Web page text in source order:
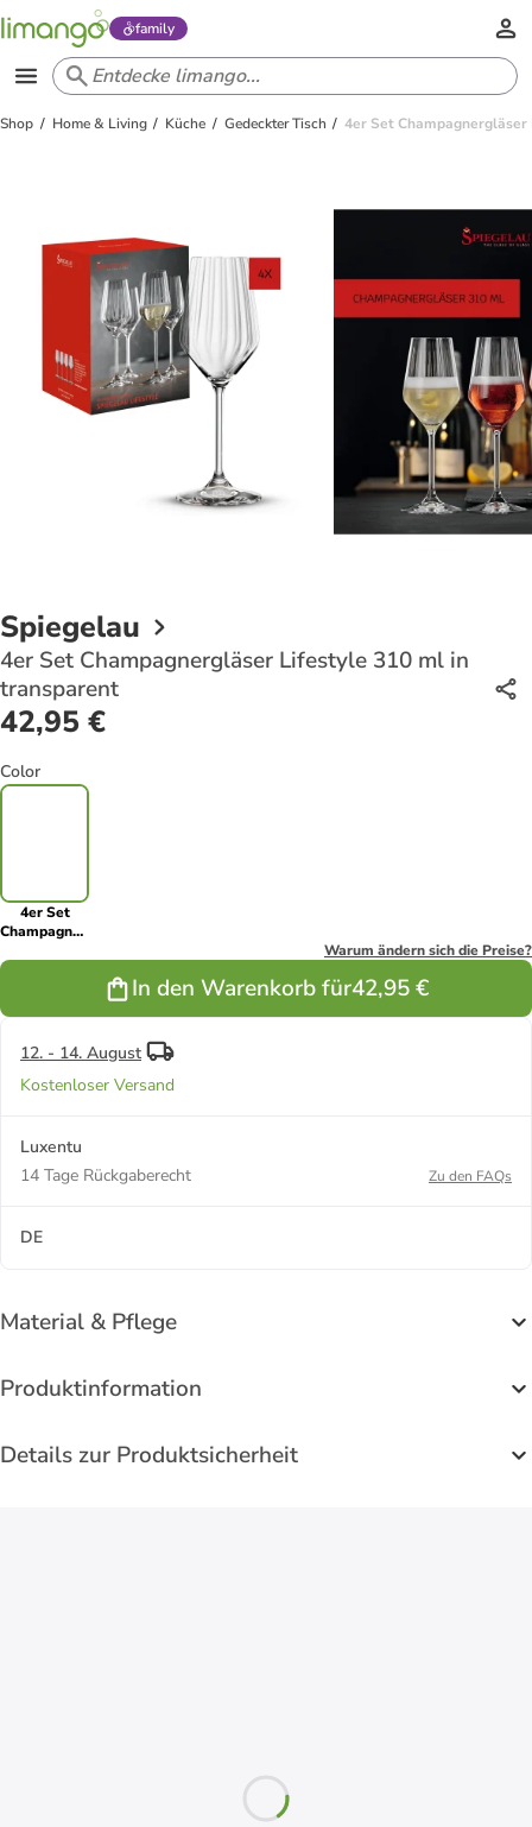
family
Shop Home & Living Küche Gedeckter Tisch 4er Set
Spiegelau
4er Set Champagnergläser Lifestyle 310 ml in
transparent
42,95 €
Color
4er Set
Champagnergläser
Warum ändern sich die Preise?
In den Warenkorb für42,95 €
12. - 14. August
Kostenloser Versand
Luxentu
14 Tage Rückgaberecht
Zu den FAQs
DE
Material & Pflege
Produktinformation
Details zur Produktsicherheit